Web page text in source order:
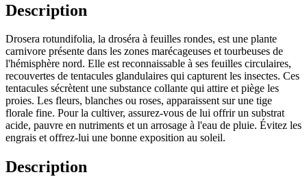
Description
Drosera rotundifolia, la droséra à feuilles rondes, est une plante
carnivore présente dans les zones marécageuses et tourbeuses de
l'hémisphère nord. Elle est reconnaissable à ses feuilles circulaires,
recouvertes de tentacules glandulaires qui capturent les insectes. Ces
tentacules sécrètent une substance collante qui attire et piège les
proies. Les fleurs, blanches ou roses, apparaissent sur une tige
florale fine. Pour la cultiver, assurez-vous de lui offrir un substrat
acide, pauvre en nutriments et un arrosage à l'eau de pluie. Évitez les
engrais et offrez-lui une bonne exposition au soleil.
Description